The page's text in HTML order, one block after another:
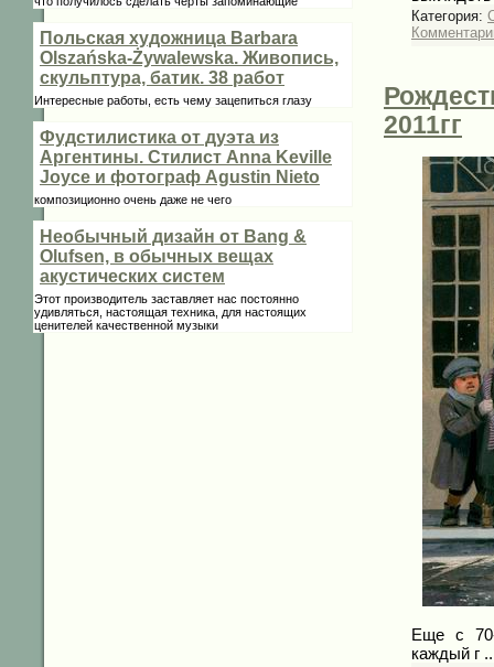
Польская художница Barbara
Olszańska-Żywalewska. Живопись,
скульптура, батик. 38 работ
Интересные работы, есть чему зацепиться глазу
Фудстилистика от дуэта из
Аргентины. Стилист Anna Keville
Joycе и фотограф Agustin Nieto
композиционно очень даже не чего
Необычный дизайн от Bang &
Olufsen, в обычных вещах
акустических систем
Этот производитель заставляет нас постоянно
удивляться, настоящая техника, для настоящих
ценителей качественной музыки
Категория:
2011гг
Еще с
каждый г